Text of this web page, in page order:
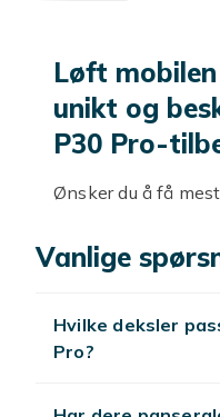
Løft
unikt og
P30 Pro-
Ønsker du å få
finner du et bredt
tilbehør som vil
et deksel for å
hodetelefoner for å
rett sted.
Vanlige
Hvilke deksler
Pro?